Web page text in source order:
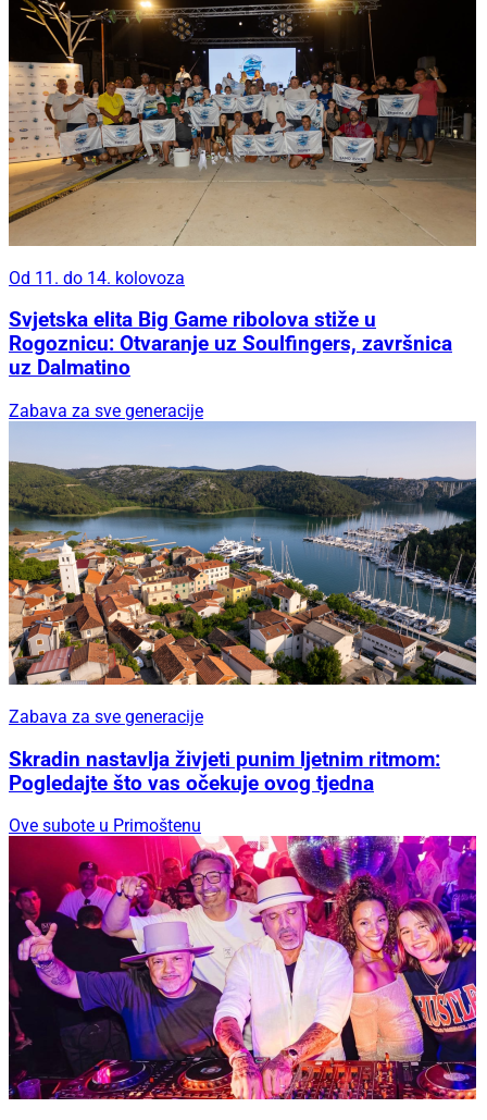
Od 11. do 14. kolovoza
Svjetska elita Big Game ribolova stiže u
Rogoznicu: Otvaranje uz Soulfingers, završnica
uz Dalmatino
Zabava za sve generacije
Zabava za sve generacije
Skradin nastavlja živjeti punim ljetnim ritmom:
Pogledajte što vas očekuje ovog tjedna
Ove subote u Primoštenu